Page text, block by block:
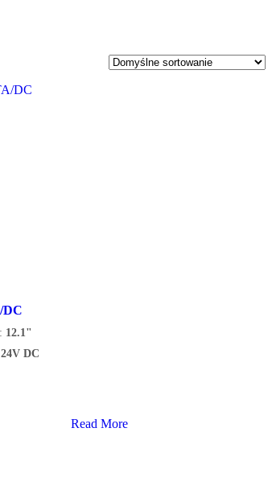
DC
12.1"
24V DC
Read More